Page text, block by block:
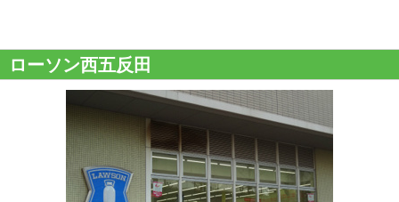
ローソン西五反田